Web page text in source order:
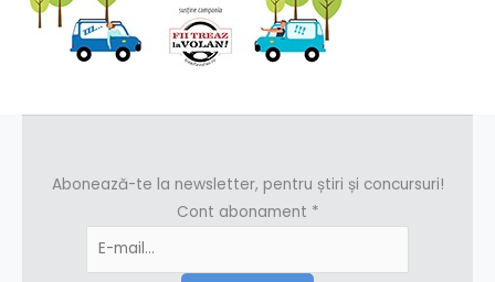
Abonează-te la newsletter, pentru știri și concursuri!
Cont abonament *